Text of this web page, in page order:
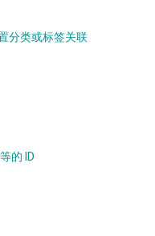
分类或标签关联
的 ID